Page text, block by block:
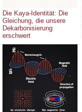
Die Kaya-Identität: Die
Gleichung, die unsere
Dekarbonisierung
erschwert